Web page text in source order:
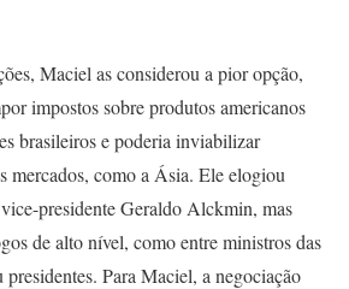
Maciel as considerou a pior opção,
impostos sobre produtos americanos
brasileiros e poderia inviabilizar
mercados, como a Ásia. Ele elogiou
presidente Geraldo Alckmin, mas
de alto nível, como entre ministros das
Para Maciel, a negociação